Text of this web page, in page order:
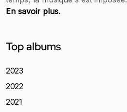
En savoir plus.
Top albums
2023
2022
2021